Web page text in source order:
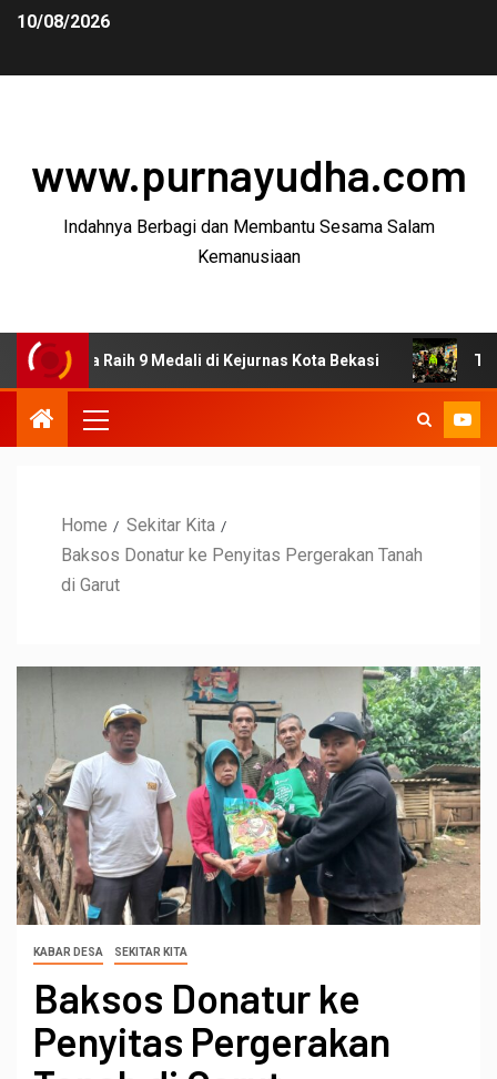
10/08/2026
www.purnayudha.com
Indahnya Berbagi dan Membantu Sesama Salam
Kemanusiaan
Raih 9 Medali di Kejurnas Kota Bekasi Tekan
Home
Sekitar Kita
Baksos Donatur ke Penyitas Pergerakan Tanah
di Garut
KABAR DESA SEKITAR KITA
Baksos Donatur ke
Penyitas Pergerakan